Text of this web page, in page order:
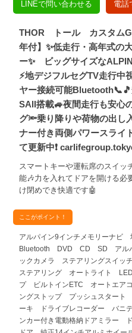
LINEで問い合わせる 電話
THOR トール カスタム
年付】✨低走行・高年式の
ー✨ ビッグサイズな
⚡地デジフルセグTV走行中
ヤー接続可能
SAⅡ搭載🚙夜間走行も安心
グ🔦乗り降りや荷物の出し
ナー付き両側パワースライ
て更新中❗
スマートキーや運転席のスイッ
能🎶力を入れてドアを開ける必
け閉めでき快適です🤖
ここがポイント！
アルパイン9インチメモリーナビ
Bluetooth DVD CD SD アルパ
ックカメラ ステアリングスイ
ステアリング オートライト
プ ビルトインETC オートエア
ングストップ プッシュスター
ーキ ドライブレコーダー バニ
ンカー付き電動格納ドアミラー